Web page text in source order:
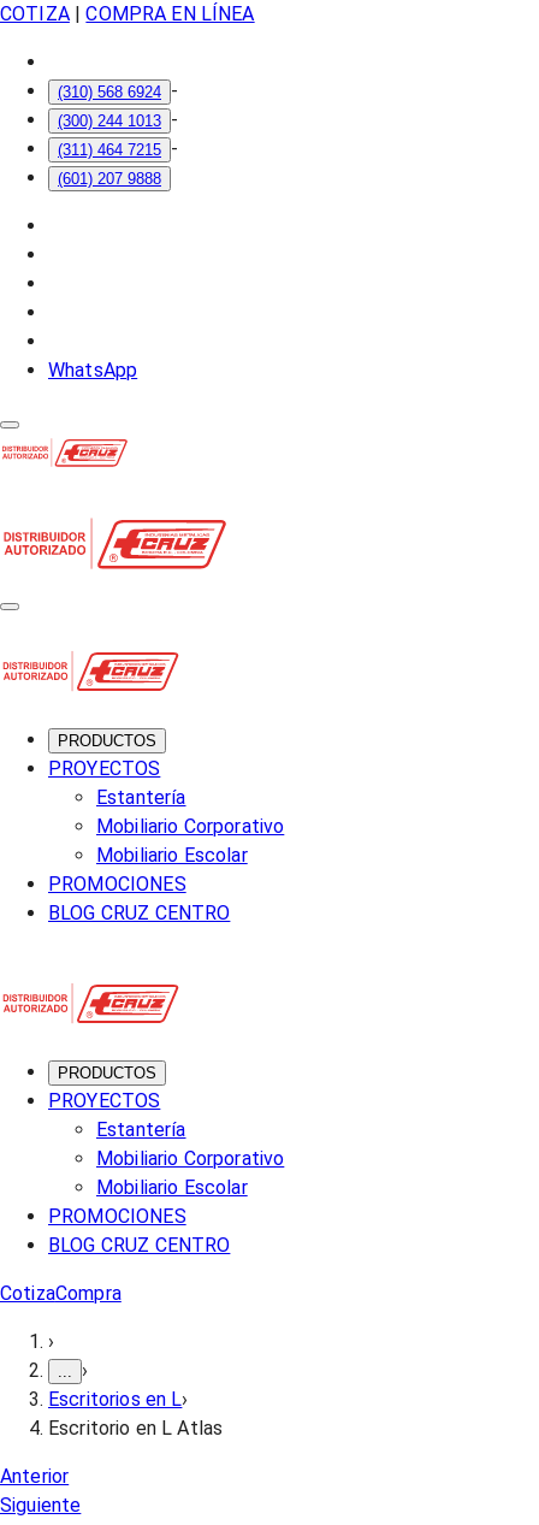
COTIZA| COMPRA EN LÍNEA
(310) 568 6924 -
(300) 244 1013 -
(311) 464 7215 -
(601) 207 9888
WhatsApp
PRODUCTOS
PROYECTOS
Estantería
Mobiliario Corporativo
Mobiliario Escolar
PROMOCIONES
BLOG CRUZ CENTRO
PRODUCTOS
PROYECTOS
Estantería
Mobiliario Corporativo
Mobiliario Escolar
PROMOCIONES
BLOG CRUZ CENTRO
CotizaCompra
›
›
Escritorios en L›
Escritorio en L Atlas
Anterior
Siguiente